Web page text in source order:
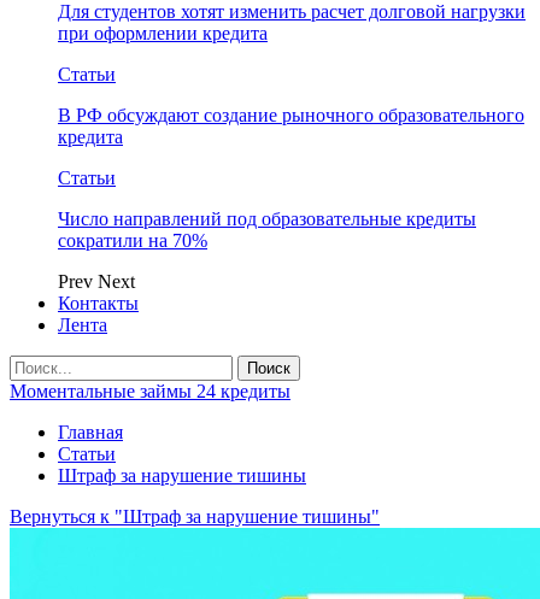
Для студентов хотят изменить расчет долговой нагрузки
при оформлении кредита
Статьи
В РФ обсуждают создание рыночного образовательного
кредита
Статьи
Число направлений под образовательные кредиты
сократили на 70%
Prev Next
Контакты
Лента
Моментальные займы 24 кредиты
Главная
Статьи
Штраф за нарушение тишины
Вернуться к "Штраф за нарушение тишины"